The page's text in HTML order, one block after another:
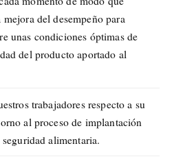
del desempeño para
unas condiciones óptimas de
del producto aportado al
trabajadores respecto a su
al proceso de implantación
alimentaria.